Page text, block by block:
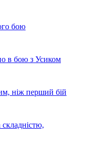
бою
в бою з Усиком
ніж перший бій